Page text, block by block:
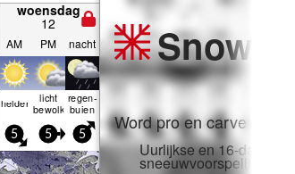
woensdag
12
AM PM nacht
helder licht
bewolkt
regen­
buien
5 5 5
Snow
Word pro en carve uit:
Uurlijkse en 16-daagse
sneeuwvoorspellingen